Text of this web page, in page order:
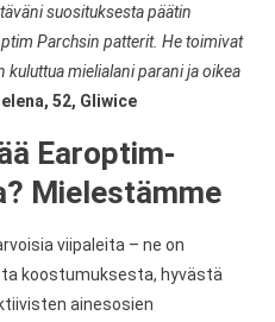
suosituksesta päätin
Parchsin patterit. He toimivat
mielialani parani ja oikea
52, Gliwice
Earoptim-
Mielestämme
viipaleita – ne on
koostumuksesta, hyvästä
ainesosien